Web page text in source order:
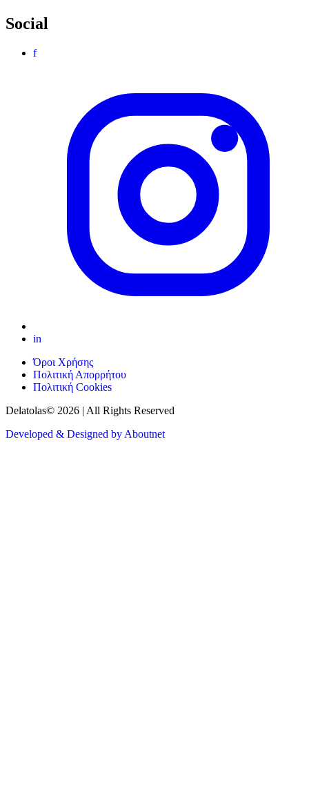
Social
f
in
Όροι Χρήσης
Πολιτική Απορρήτου
Πολιτική Cookies
Delatolas© 2026 | All Rights Reserved
Developed & Designed by Aboutnet